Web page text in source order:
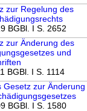
zur Regelung des
BGBl. I S. 2652
zur Änderung des
und
BGBl. I S. 1114
Gesetz zur Änderung
BGBl. I S. 1580